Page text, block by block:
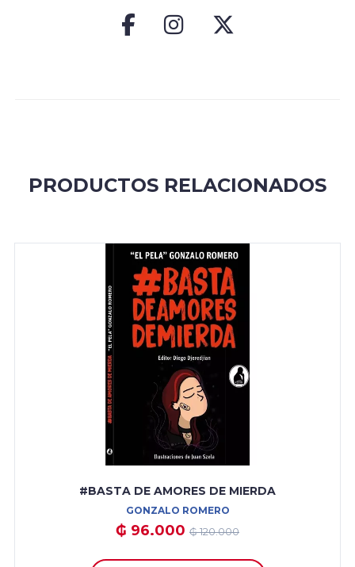
PRODUCTOS RELACIONADOS
#BASTA DE AMORES DE MIERDA
GONZALO ROMERO
₲ 96.000 ₲ 120.000